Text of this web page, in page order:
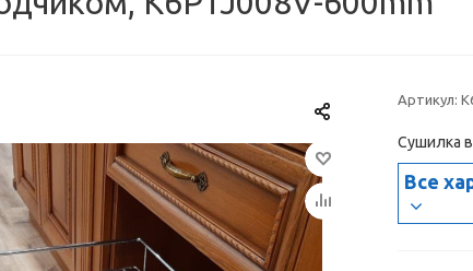
Артикул:
Сушилка
Все